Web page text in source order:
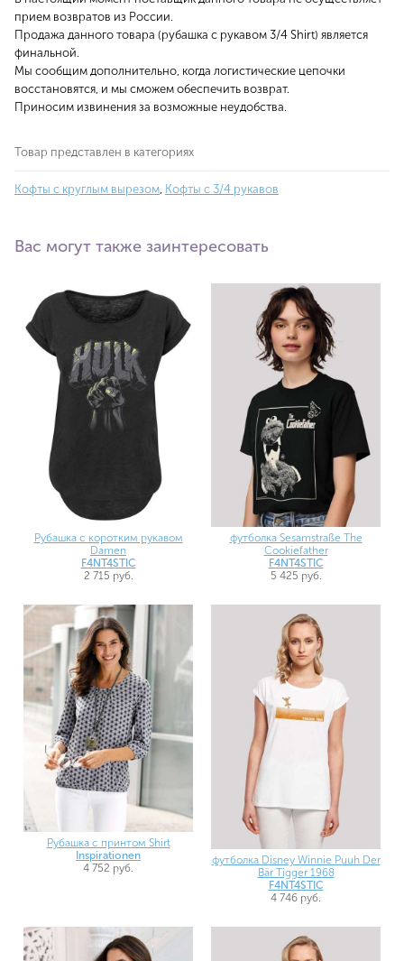
прием возвратов из России.
Продажа данного товара (рубашка с рукавом 3/4 Shirt) является
финальной.
Мы сообщим дополнительно, когда логистические цепочки
восстановятся, и мы сможем обеспечить возврат.
Приносим извинения за возможные неудобства.
Товар представлен в категориях
Кофты с круглым вырезом Кофты с 3/4 рукавов
Вас могут также заинтересовать
Рубашка с коротким рукавом
Damen
F4NT4STIC
2 715 руб.
футболка Sesamstraße The
Cookiefather
F4NT4STIC
5 425 руб.
Рубашка с принтом Shirt
Inspirationen
4 752 руб.
футболка Disney Winnie Puuh Der
Bär Tigger 1968
F4NT4STIC
4 746 руб.